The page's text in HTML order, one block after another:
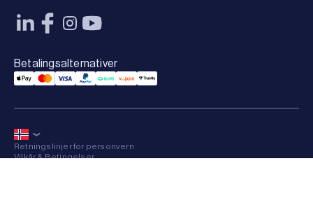
Betalingsalternativer
Applepay Payment
Mastercard Payment
Visa Payment
Paypal Payment
Qliro Payment
Vipps Payment
Trustly Payment
Retningslinjer for personvern
Vilkår & Betingelser